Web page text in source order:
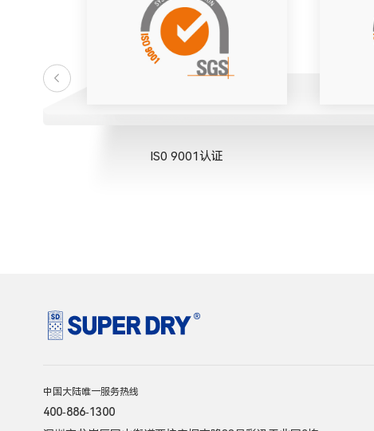
IS0 9001认证
中国大陆唯一服务热线
400-886-1300